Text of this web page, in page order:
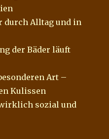
durch Alltag und in
der Bäder läuft
Art –
Kulissen
sozial und